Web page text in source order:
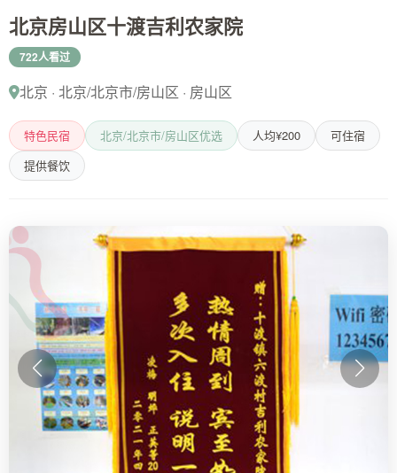
北京房山区十渡吉利农家院
722人看过
北京 · 北京/北京市/房山区 · 房山区
特色民宿 北京/北京市/房山区优选 人均¥200
可住宿
提供餐饮